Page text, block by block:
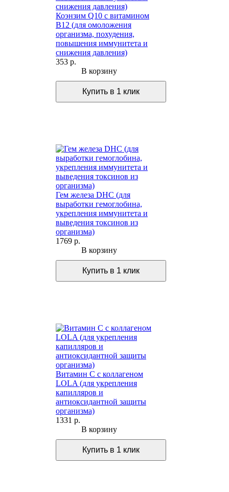
Коэнзим Q10 с витамином
В12 (для омоложения
организма, похудения,
повышения иммунитета и
снижения давления)
353 р.
В корзину
Гем железа DHC (для
выработки гемоглобина,
укрепления иммунитета и
выведения токсинов из
организма)
1769 р.
В корзину
Витамин С с коллагеном
LOLA (для укрепления
капилляров и
антиоксидантной защиты
организма)
1331 р.
В корзину